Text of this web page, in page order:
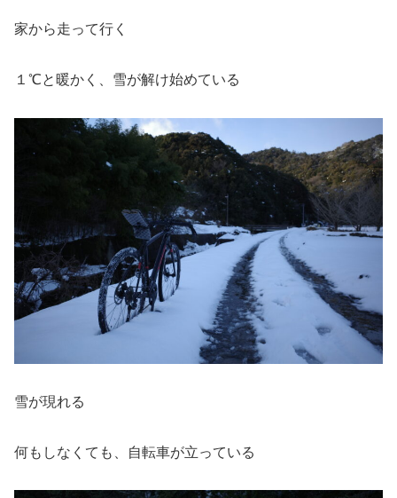
家から走って行く
１℃と暖かく、雪が解け始めている
雪が現れる
何もしなくても、自転車が立っている